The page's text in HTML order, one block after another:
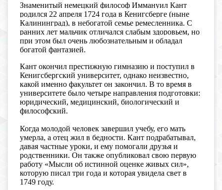
Знаменитый немецкий философ Иммануил Кант
родился 22 апреля 1724 года в Кенигсберге (ныне
Калининград), в небогатой семье ремесленника. С
ранних лет мальчик отличался слабым здоровьем, но
при этом был очень любознательным и обладал
богатой фантазией.
Кант окончил престижную гимназию и поступил в
Кенигсбергский университет, однако неизвестно,
какой именно факультет он закончил. В то время в
университете было четыре направления подготовки:
юридический, медицинский, биологический и
философский.
Когда молодой человек завершил учебу, его мать
умерла, а отец жил в бедности. Кант подрабатывал,
давая частные уроки, и ему помогали друзья и
родственники. Он также опубликовал свою первую
работу «Мысли об истинной оценке живых сил»,
которую писал три года и которая увидела свет в
1749 году.